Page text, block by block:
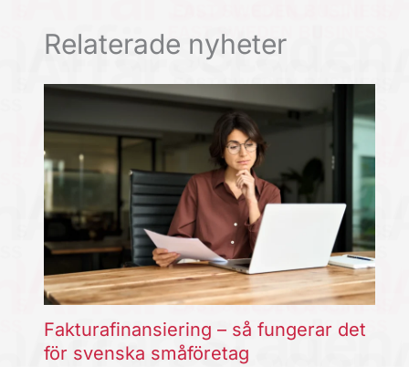
Relaterade nyheter
Fakturafinansiering – så fungerar det
för svenska småföretag